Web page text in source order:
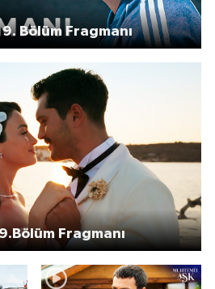
Bölüm Fragmanı
Fragmanı